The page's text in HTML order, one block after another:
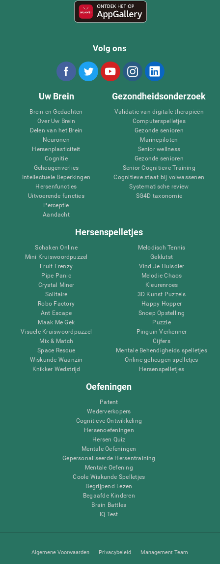
Volg ons
Uw Brein
Brein en Gedachten
Over Uw Brein
Delen van het Brein
Neuronen
Hersenplasticiteit
Cognitie
Geheugenverlies
Intellectuele Beperkingen
Hersenfuncties
Uitvoerende functies
Perceptie
Aandacht
Gezondheidsonderzoek
Validatie van digitale therapieën
Computerspelletjes
Gezonde senioren
Marinepiloten
Senior wellness
Gezonde senioren
Senior Cognitieve Training
Cognitieve staat bij volwassenen
Systematische review
SG4D taxonomie
Hersenspelletjes
Schaken Online
Mini Kruiswoordpuzzel
Fruit Frenzy
Pipe Panic
Crystal Miner
Solitaire
Robo Factory
Ant Escape
Maak Me Gek
Visuele Kruiswoordpuzzel
Mix & Match
Space Rescue
Wiskunde Waanzin
Knikker Wedstrijd
Melodisch Tennis
Geklutst
Vind Je Huisdier
Melodie Chaos
Kleurenroes
3D Kunst Puzzels
Happy Hopper
Snoep Opstelling
Puzzle
Pinguïn Verkenner
Cijfers
Mentale Behendigheids spelletjes
Online geheugen spelletjes
Hersenspelletjes
Oefeningen
Patent
Wederverkopers
Cognitieve Ontwikkeling
Hersenoefeningen
Hersen Quiz
Mentale Oefeningen
Gepersonaliseerde Hersentraining
Mentale Oefening
Coole Wiskunde Spelletjes
Begrijpend Lezen
Begaafde Kinderen
Brain Battles
IQ Test
Algemene Voorwaarden Privacybeleid Management Team